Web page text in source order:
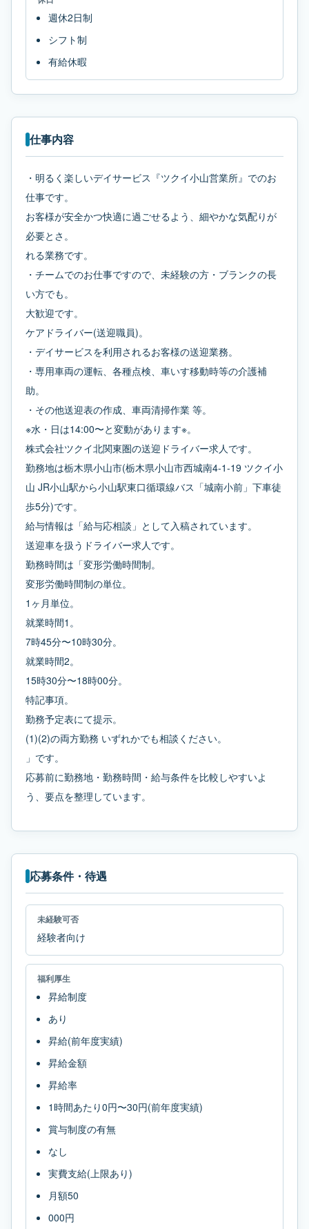
週休2日制
シフト制
有給休暇
仕事内容
・明るく楽しいデイサービス『ツクイ小山営業所』でのお
仕事です。
お客様が安全かつ快適に過ごせるよう、細やかな気配りが
必要とさ。
れる業務です。
・チームでのお仕事ですので、未経験の方・ブランクの長
い方でも。
大歓迎です。
ケアドライバー(送迎職員)。
・デイサービスを利用されるお客様の送迎業務。
・専用車両の運転、各種点検、車いす移動時等の介護補
助。
・その他送迎表の作成、車両清掃作業 等。
※水・日は14:00〜と変動があります※。
株式会社ツクイ北関東圏の送迎ドライバー求人です。
勤務地は栃木県小山市(栃木県小山市西城南4-1-19 ツクイ小
山 JR小山駅から小山駅東口循環線バス「城南小前」下車徒
歩5分)です。
給与情報は「給与応相談」として入稿されています。
送迎車を扱うドライバー求人です。
勤務時間は「変形労働時間制。
変形労働時間制の単位。
1ヶ月単位。
就業時間1。
7時45分〜10時30分。
就業時間2。
15時30分〜18時00分。
特記事項。
勤務予定表にて提示。
(1)(2)の両方勤務 いずれかでも相談ください。
」です。
応募前に勤務地・勤務時間・給与条件を比較しやすいよ
う、要点を整理しています。
応募条件・待遇
未経験可否
経験者向け
福利厚生
昇給制度
あり
昇給(前年度実績)
昇給金額
昇給率
1時間あたり0円〜30円(前年度実績)
賞与制度の有無
なし
実費支給(上限あり)
月額50
000円